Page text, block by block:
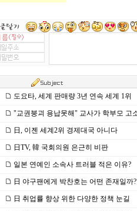
도요타, 세계 판매량 3년 연속 세계 1위
"교권붕괴 용납못해" 교사가 학부모 고
日, 이젠 세계2위 경제대국 아니다
日TV, 韓 국회의원 은근히 비판
일본 연예인 소속사 트러블 적은 이유?
日 야구팬에게 박찬호는 어떤 존재일까?
日 취업률 향상 위한 다양한 정책 눈길